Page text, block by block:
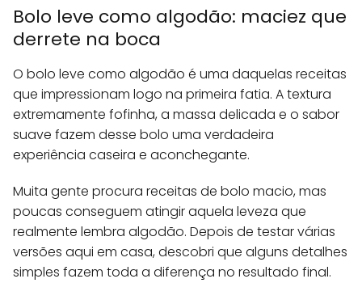
Bolo leve como algodão: maciez que
derrete na boca
O bolo leve como algodão é uma daquelas receitas
que impressionam logo na primeira fatia. A textura
extremamente fofinha, a massa delicada e o sabor
suave fazem desse bolo uma verdadeira
experiência caseira e aconchegante.
Muita gente procura receitas de bolo macio, mas
poucas conseguem atingir aquela leveza que
realmente lembra algodão. Depois de testar várias
versões aqui em casa, descobri que alguns detalhes
simples fazem toda a diferença no resultado final.